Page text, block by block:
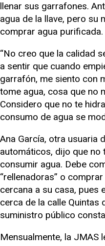
llenar sus garrafones.
agua de la llave, pero su
comprar agua purificada.
“No creo que la calidad
a sentir que cuando
garrafón, me siento con
tome agua, cosa que no
Considero que no te
consumo de agua se
Ana García, otra usuaria
automáticos, dijo que no
consumir agua. Debe
“rellenadoras” o
cercana a su casa, pues
cerca de la calle Quintas
suministro público
Mensualmente, la JMAS